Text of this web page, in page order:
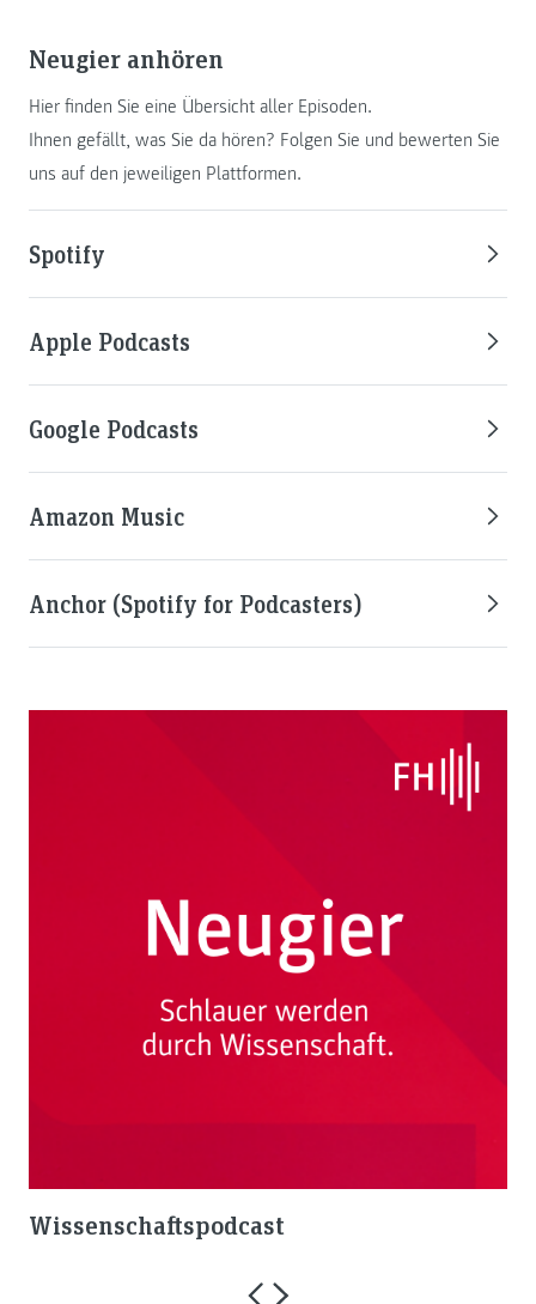
Neugier anhören
Hier finden Sie eine Übersicht aller Episoden.
Ihnen gefällt, was Sie da hören? Folgen Sie und bewerten Sie
uns auf den jeweiligen Plattformen.
Spotify
Apple Podcasts
Google Podcasts
Amazon Music
Anchor (Spotify for Podcasters)
Wissenschaftspodcast